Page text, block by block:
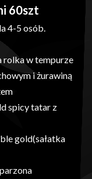
60szt
4-5 osób.
rolka w tempurze
i żurawiną
spicy tatar z
gold(sałatka